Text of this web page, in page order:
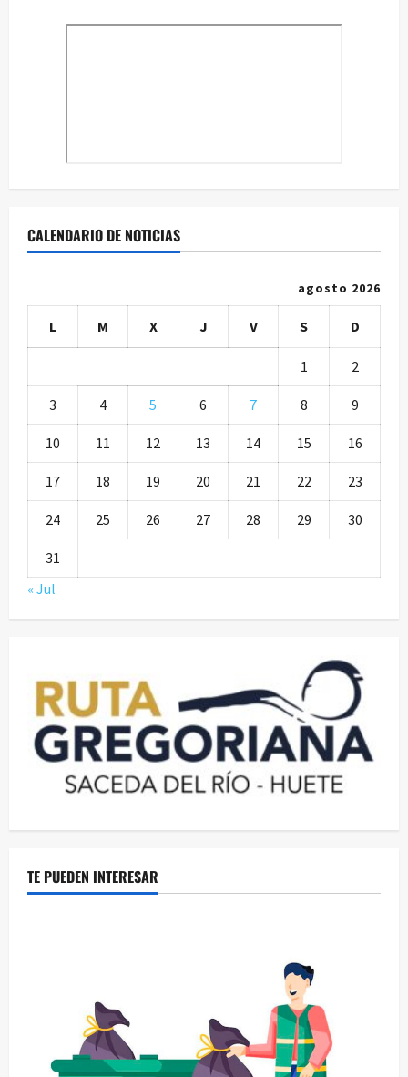
CALENDARIO DE NOTICIAS
agosto 2026
L M X J V S D
1 2
3 4 5 6 7 8 9
10 11 12 13 14 15 16
17 18 19 20 21 22 23
24 25 26 27 28 29 30
31
« Jul
TE PUEDEN INTERESAR